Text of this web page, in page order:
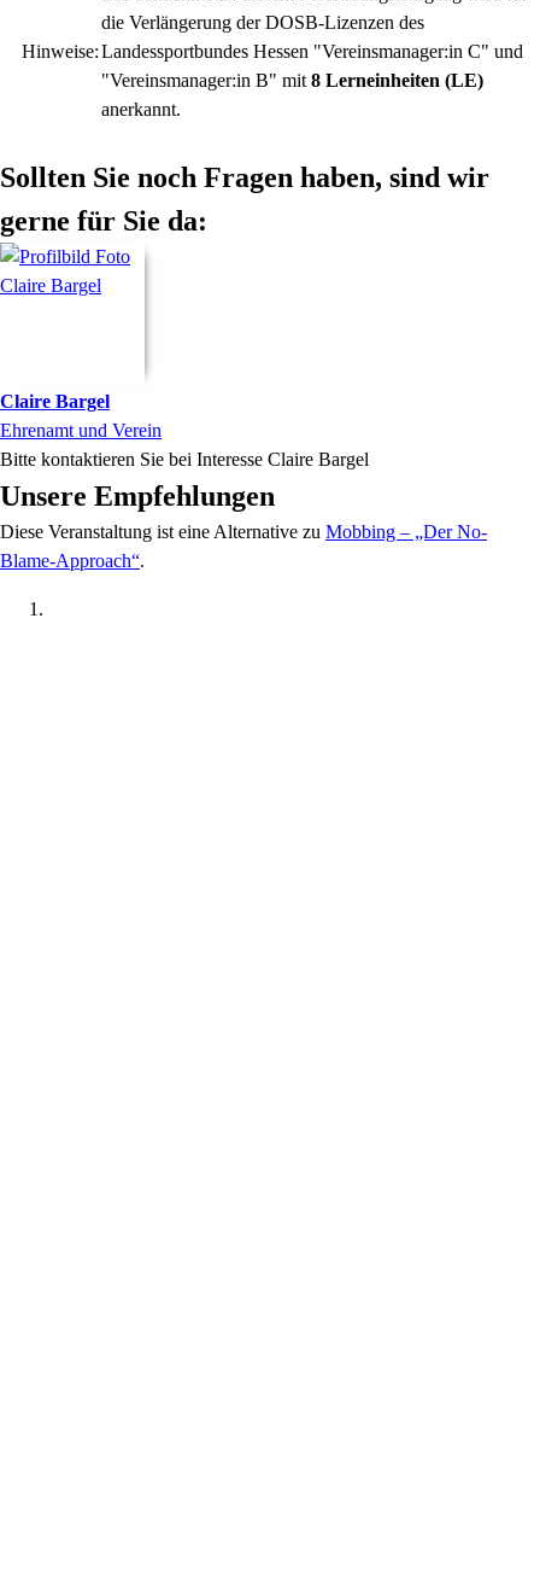
Hinweise:
die Verlängerung der DOSB-Lizenzen des
Landessportbundes Hessen "Vereinsmanager:in C" und
"Vereinsmanager:in B" mit 8 Lerneinheiten (LE)
anerkannt.
Sollten Sie noch Fragen haben, sind wir
gerne für Sie da:
Claire Bargel
Ehrenamt und Verein
Bitte kontaktieren Sie bei Interesse Claire Bargel
Unsere Empfehlungen
Diese Veranstaltung ist eine Alternative zu Mobbing – „Der No-
Blame-Approach“.